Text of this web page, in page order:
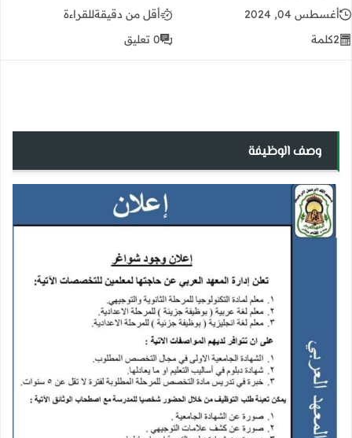
أغسطس 04, 2024
أقل من دقيقةللقراءة
2كلمة 0 تعليق
وصف الوظيفة